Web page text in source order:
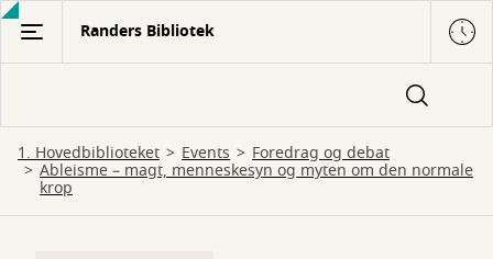
Gå
hovedindhold
Randers Bibliotek
1. Hovedbiblioteket Events Foredrag og debat
Ableisme – magt, menneskesyn og myten om den normale
krop